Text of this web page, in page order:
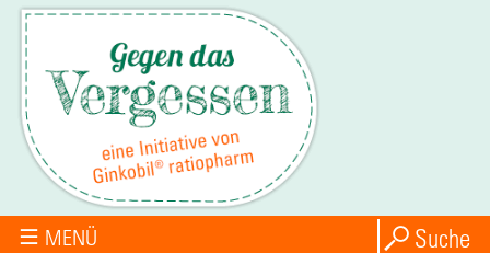
MENÜ Suche